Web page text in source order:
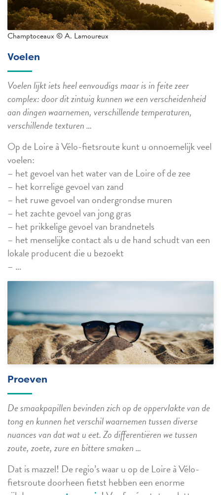
Champtoceaux © A. Lamoureux
Voelen
Voelen lijkt iets heel eenvoudigs maar is in feite zeer
complex: door dit zintuig kunnen we een verscheidenheid
aan dingen waarnemen, verschillende temperaturen,
verschillende texturen …
Op de Loire à Vélo-fietsroute kunt u onnoemelijk veel
voelen:
– het gevoel van het water van de Loire of de zee
– het korrelige gevoel van zand
– het ruwe gevoel van ondergrondse muren
– het zachte gevoel van jong gras
– het prikkelige gevoel van brandnetels
– het menselijke contact als u de hand schudt van een
lokale producent die u bezoekt
– …
Proeven
De smaakpapillen bevinden zich op de oppervlakte van de
tong en kunnen het verschil waarnemen tussen diverse
nuances van dat wat u eet. Zo differentiëren we tussen
zoute, zoete, zure en bittere smaken …
Dat is mazzel! De regio’s waar u op de Loire à Vélo-
fietsroute doorheen fietst hebben een enorme